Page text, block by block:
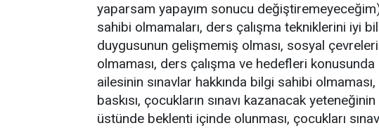
yaparsam yapayım sonucu
sahibi olmamaları, ders çalışma tekniklerini iyi
duygusunun gelişmemiş olması, sosyal
olmaması, ders çalışma ve hedefleri
ailesinin sınavlar hakkında bilgi sahibi
baskısı, çocukların sınavı kazanacak
üstünde beklenti içinde olunması, çocukları